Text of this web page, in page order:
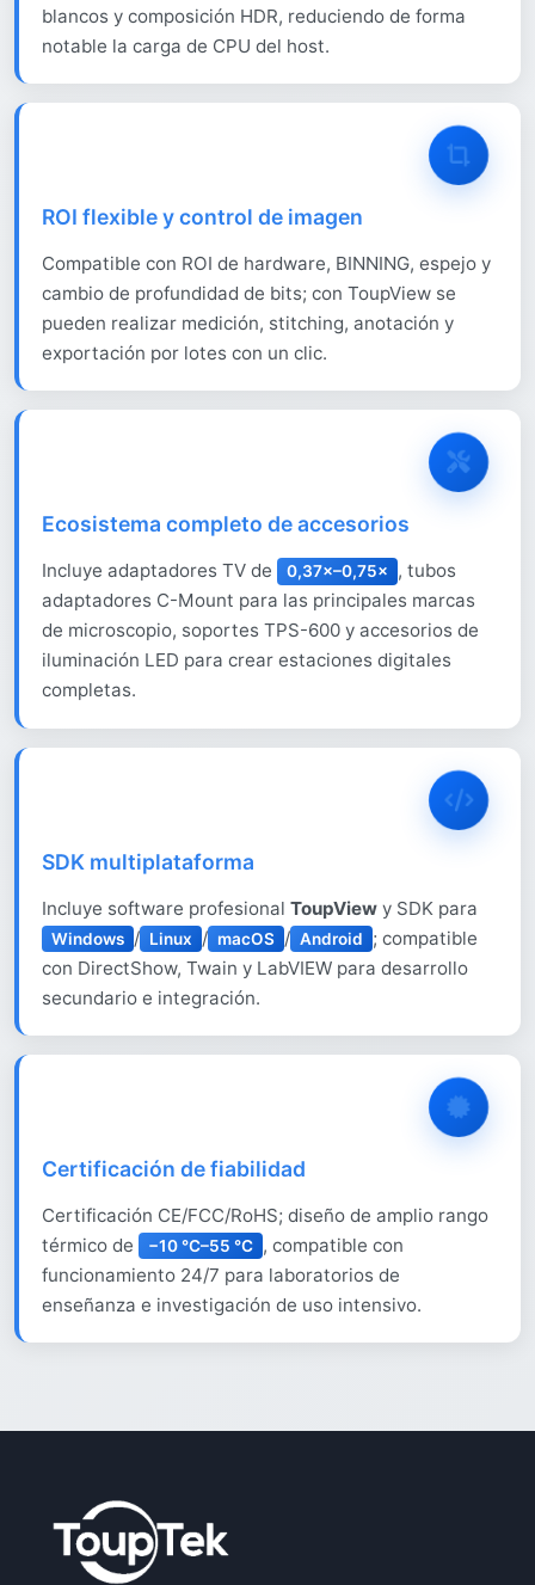
blancos y composición HDR, reduciendo de forma
notable la carga de CPU del host.
ROI flexible y control de imagen
Compatible con ROI de hardware, BINNING, espejo y
cambio de profundidad de bits; con ToupView se
pueden realizar medición, stitching, anotación y
exportación por lotes con un clic.
Ecosistema completo de accesorios
Incluye adaptadores TV de 0,37×–0,75×
, tubos
adaptadores C-Mount para las principales marcas
de microscopio, soportes TPS-600 y accesorios de
iluminación LED para crear estaciones digitales
completas.
SDK multiplataforma
Incluye software profesionalToupView y SDK para
Windows / Linux / macOS / Android
; compatible
con DirectShow, Twain y LabVIEW para desarrollo
secundario e integración.
Certificación de fiabilidad
Certificación CE/FCC/RoHS; diseño de amplio rango
térmico de
−10 °C–55 °C , compatible con
funcionamiento 24/7 para laboratorios de
enseñanza e investigación de uso intensivo.